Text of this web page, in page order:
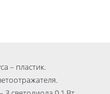
– пластик.